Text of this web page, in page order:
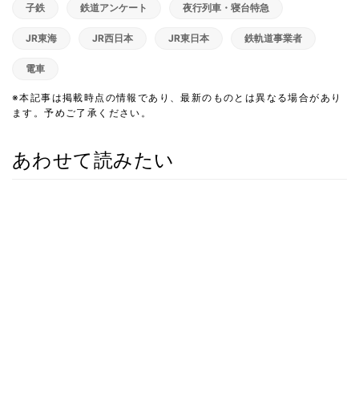
子鉄 鉄道アンケート 夜行列車・寝台特急
JR東海 JR西日本 JR東日本 鉄軌道事業者
電車
※本記事は掲載時点の情報であり、最新のものとは異なる場合があり
ます。予めご了承ください。
あわせて読みたい